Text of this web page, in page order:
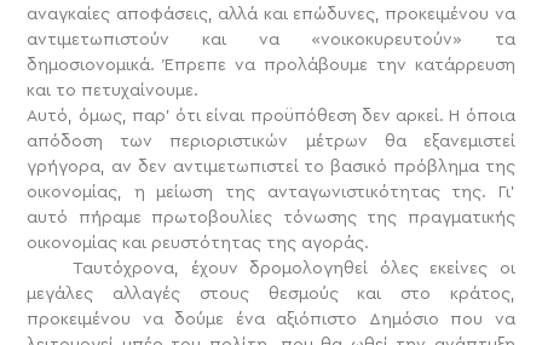
αναγκαίες αποφάσεις, αλλά και επώδυνες, προκειμένου να
αντιμετωπιστούν και να «νοικοκυρευτούν» τα
δημοσιονομικά. Έπρεπε να προλάβουμε την κατάρρευση
και το πετυχαίνουμε.
Αυτό, όμως, παρ’ ότι είναι προϋπόθεση δεν αρκεί. Η όποια
απόδοση των περιοριστικών μέτρων θα εξανεμιστεί
γρήγορα, αν δεν αντιμετωπιστεί το βασικό πρόβλημα της
οικονομίας, η μείωση της ανταγωνιστικότητας της. Γι’
αυτό πήραμε πρωτοβουλίες τόνωσης της πραγματικής
οικονομίας και ρευστότητας της αγοράς.
Ταυτόχρονα, έχουν δρομολογηθεί όλες εκείνες οι
μεγάλες αλλαγές στους θεσμούς και στο κράτος,
προκειμένου να δούμε ένα αξιόπιστο Δημόσιο που να